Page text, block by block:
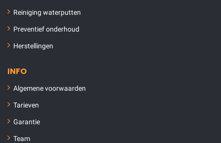
Reiniging waterputten
Preventief onderhoud
Herstellingen
INFO
Algemene voorwaarden
Tarieven
Garantie
Team